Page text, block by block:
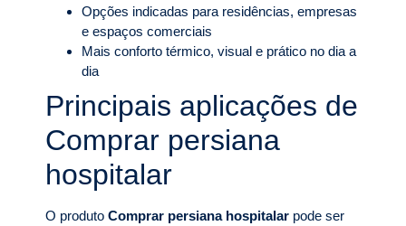
Opções indicadas para residências, empresas
e espaços comerciais
Mais conforto térmico, visual e prático no dia a
dia
Principais aplicações de
Comprar persiana
hospitalar
O produto Comprar persiana hospitalar pode ser